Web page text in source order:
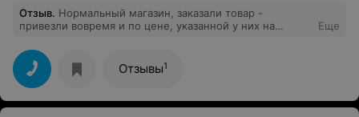
Отзыв. Нормальный магазин, заказали товар -
привезли вовремя и по цене, указанной у них на
Еще
Отзывы1